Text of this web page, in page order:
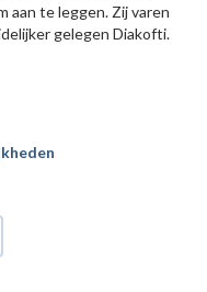
aan te leggen. Zij varen
gelegen Diakofti.